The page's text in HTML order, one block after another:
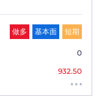
做多 基本面 短期
0
932.50